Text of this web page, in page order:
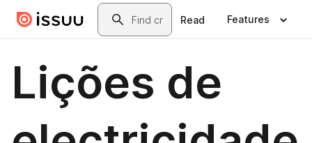
Skip to main contentSearch
Read Features
Lições de